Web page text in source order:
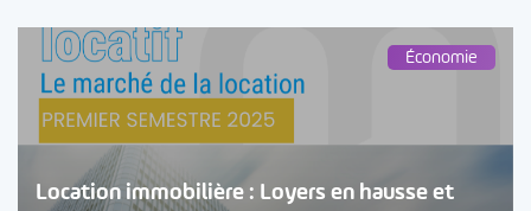
Économie
Location immobilière : Loyers en hausse et